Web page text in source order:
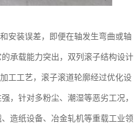
安装误差，即便在轴发生弯曲或轴
承载能力突出，双列滚子结构设计
工工艺，滚子滚道轮廓经过优化设
，针对多粉尘、潮湿等恶劣工况，
造纸设备、冶金轧机等重载工业领